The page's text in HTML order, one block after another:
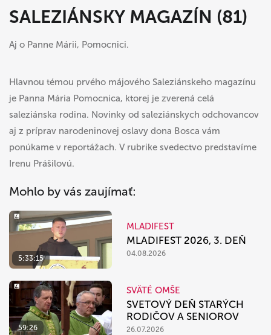
SALEZIÁNSKY MAGAZÍN (81)
Aj o Panne Márii, Pomocnici.
Hlavnou témou prvého májového Saleziánskeho magazínu
je Panna Mária Pomocnica, ktorej je zverená celá
saleziánska rodina. Novinky od saleziánskych odchovancov
aj z príprav narodeninovej oslavy dona Bosca vám
ponúkame v reportážach. V rubrike svedectvo predstavíme
Irenu Prášilovú.
Mohlo by vás zaujímať:
5:33:15
MLADIFEST
MLADIFEST 2026, 3. DEŇ
04.08.2026
59:26
SVÄTÉ OMŠE
SVETOVÝ DEŇ STARÝCH
RODIČOV A SENIOROV
26.07.2026